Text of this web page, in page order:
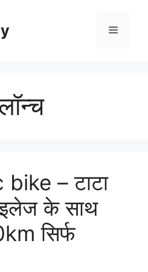
Menu
– टाटा
के साथ
सिर्फ